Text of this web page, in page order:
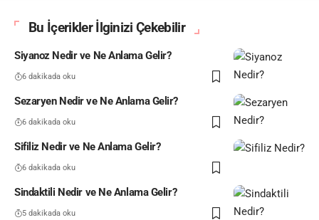
Bu İçerikler İlginizi Çekebilir
Siyanoz Nedir ve Ne Anlama Gelir?
6 dakikada oku
Sezaryen Nedir ve Ne Anlama Gelir?
6 dakikada oku
Sifiliz Nedir ve Ne Anlama Gelir?
6 dakikada oku
Sindaktili Nedir ve Ne Anlama Gelir?
5 dakikada oku